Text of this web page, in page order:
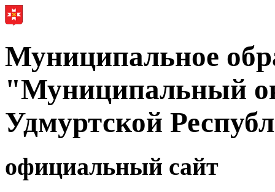
Муниципальное
"Муниципальный
Удмуртской
официальный сайт